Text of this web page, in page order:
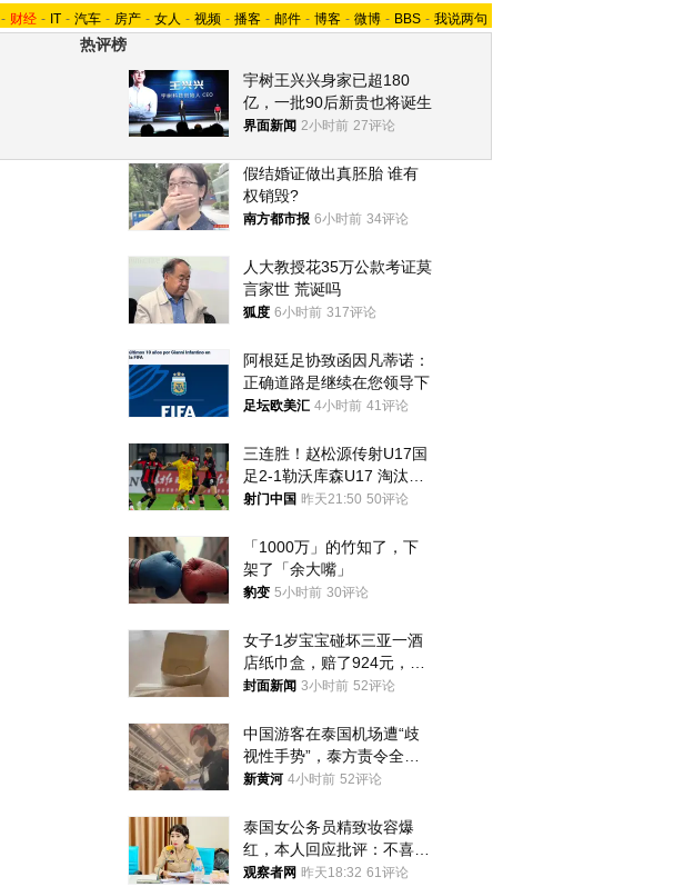
- 财经 - IT - 汽车 - 房产 - 女人 - 视频 - 播客 - 邮件 - 博客 - 微博 - BBS - 我说两句
热评榜
宇树王兴兴身家已超180
亿，一批90后新贵也将诞生
界面新闻 2小时前 27评论
假结婚证做出真胚胎 谁有
权销毁?
南方都市报 6小时前 34评论
人大教授花35万公款考证莫
言家世 荒诞吗
狐度 6小时前 317评论
阿根廷足协致函因凡蒂诺：
正确道路是继续在您领导下
足坛欧美汇 4小时前 41评论
三连胜！赵松源传射U17国
足2-1勒沃库森U17 淘汰赛
将战河床
射门中国 昨天21:50 50评论
「1000万」的竹知了，下
架了「余大嘴」
豹变 5小时前 30评论
女子1岁宝宝碰坏三亚一酒
店纸巾盒，赔了924元，发
帖吐槽后酒店退还一半的
封面新闻 3小时前 52评论
中国游客在泰国机场遭“歧
视性手势”，泰方责令全面
调查，对责任人采取最严厉
新黄河 4小时前 52评论
泰国女公务员精致妆容爆
红，本人回应批评：不喜欢
就别看
观察者网 昨天18:32 61评论